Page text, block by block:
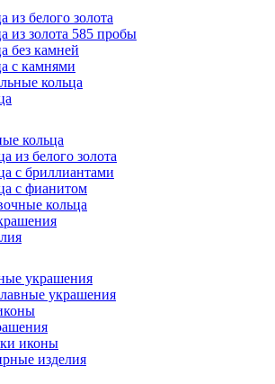
из белого золота
из золота 585 пробы
без камней
с камнями
кольца
кольца
из белого золота
с бриллиантами
с фианитом
кольца
украшения
украшения
иконы
изделия